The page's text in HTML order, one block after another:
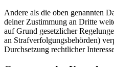
Andere als die oben genannten
deiner Zustimmung an Dritte
auf Grund gesetzlicher
an Strafverfolgungsbehörden)
Durchsetzung rechtlicher